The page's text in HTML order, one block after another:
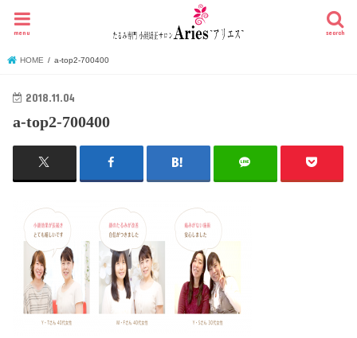
search
menu
HOME a-top2-700400
2018.11.04
a-top2-700400